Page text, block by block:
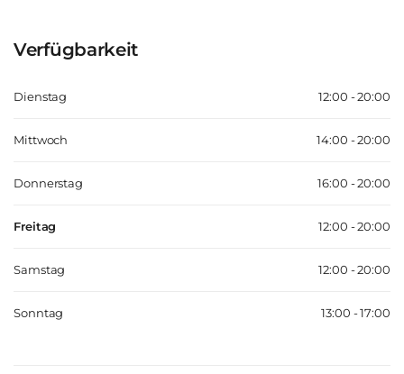
Verfügbarkeit
Dienstag 12:00 - 20:00
Mittwoch 14:00 - 20:00
Donnerstag 16:00 - 20:00
Freitag 12:00 - 20:00
Samstag 12:00 - 20:00
Sonntag 13:00 - 17:00